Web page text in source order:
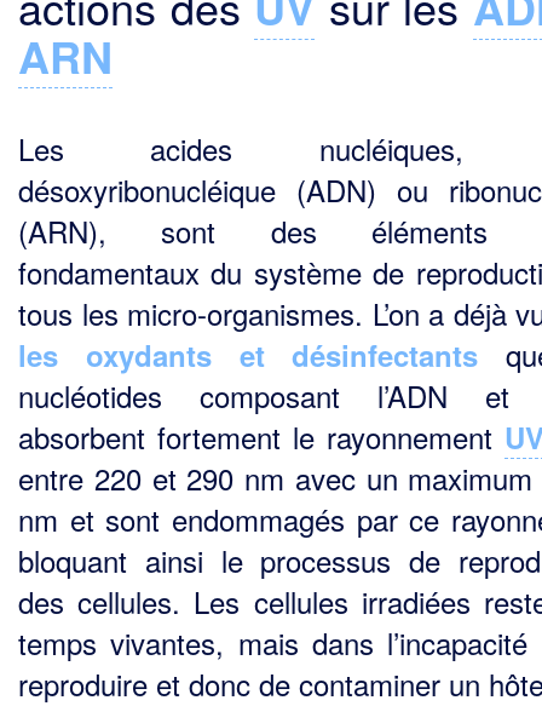
ARN
Les acides nucléiques,
désoxyribonucléique (ADN) ou
(ARN), sont des éléments
fondamentaux du système de
tous les micro-organismes. L’on a déjà
les oxydants et désinfectants
nucléotides composant l’ADN et
absorbent fortement le rayonnement
entre 220 et 290 nm avec un
nm et sont endommagés par ce
bloquant ainsi le processus de
des cellules. Les cellules irradiées
temps vivantes, mais dans
reproduire et donc de contaminer un